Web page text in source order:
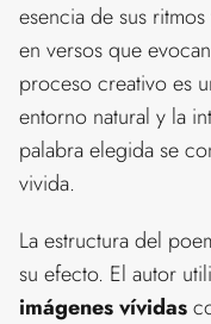
esencia de sus
en versos que
proceso creativo es
entorno natural y la
palabra elegida se
vivida.
La estructura del
su efecto. El autor
imágenes vívidas